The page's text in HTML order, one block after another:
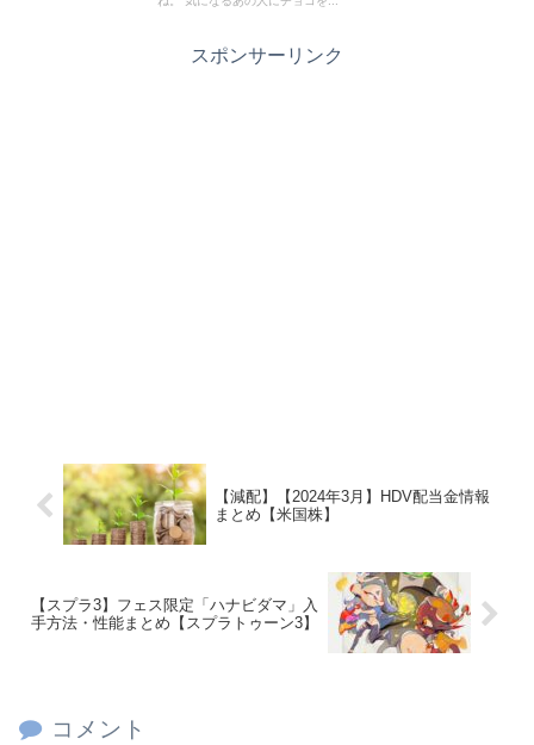
スポンサーリンク
【減配】【2024年3月】HDV配当金情報
まとめ【米国株】
【スプラ3】フェス限定「ハナビダマ」入
手方法・性能まとめ【スプラトゥーン3】
コメント